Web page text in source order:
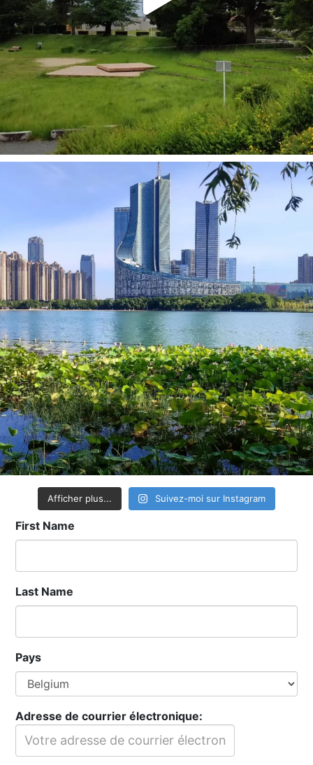
Afficher plus... Suivez-moi sur Instagram
First Name
Last Name
Pays
Adresse de courrier électronique: